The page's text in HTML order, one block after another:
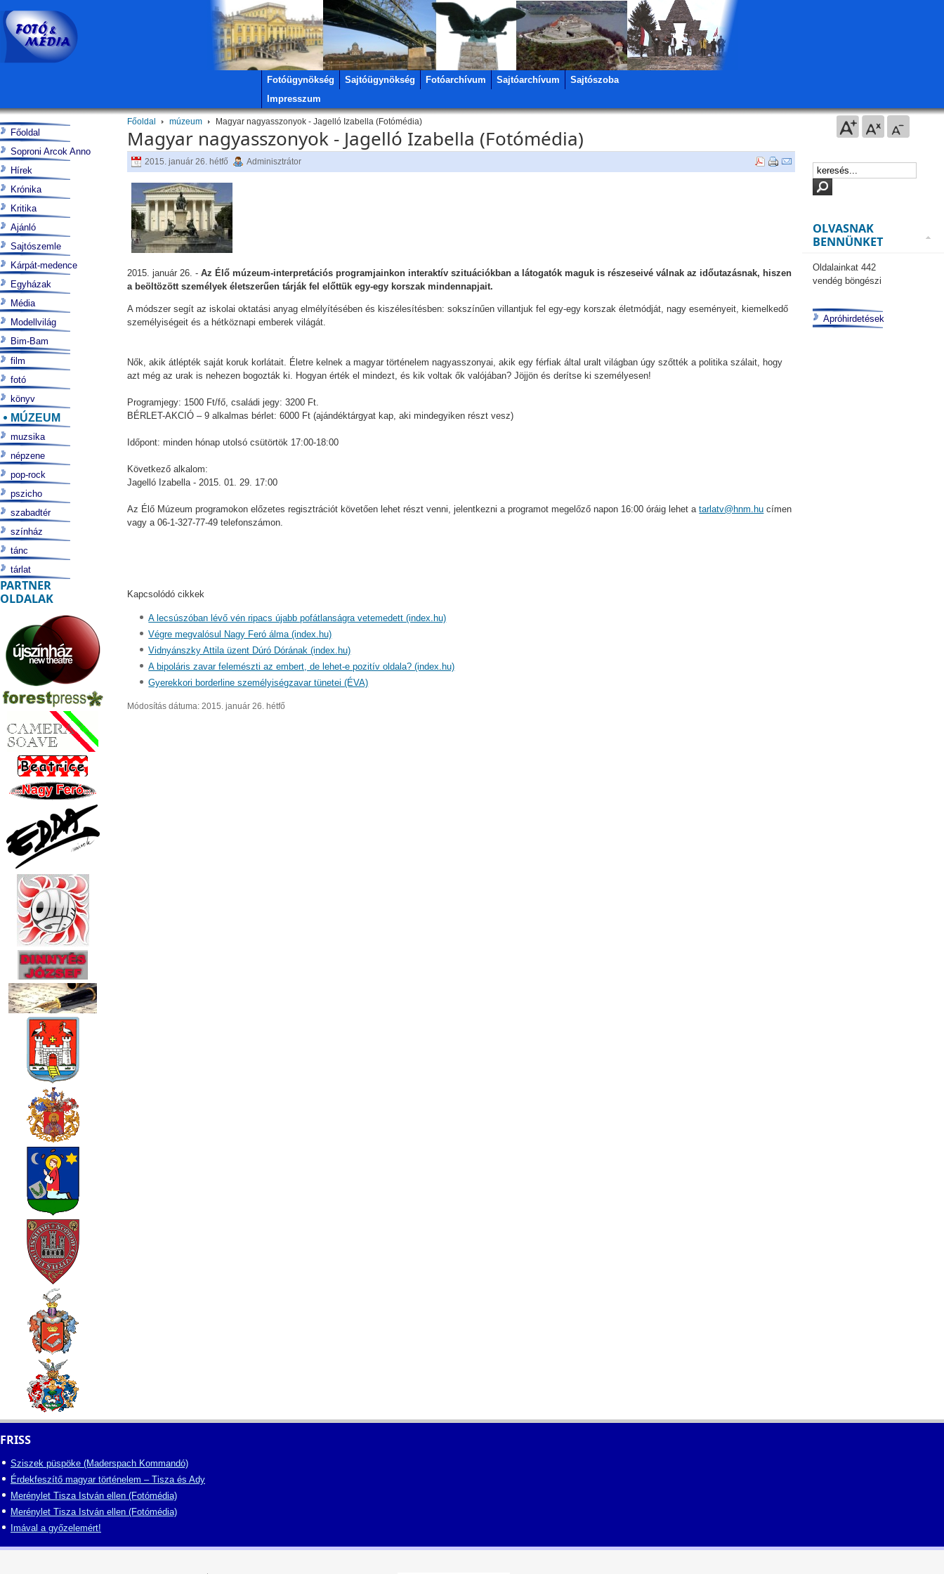
Fotóügynökség Sajtóügynökség Fotóarchívum Sajtóarchívum
Sajtószoba
Impresszum
Főoldal múzeum Magyar nagyasszonyok - Jagelló Izabella (Fotómédia)
Magyar nagyasszonyok - Jagelló Izabella (Fotómédia)
2015. január 26. hétfő Adminisztrátor
2015. január 26. -Az Élő múzeum-interpretációs programjainkon interaktív szituációkban a látogatók maguk is részeseivé válnak az időutazásnak, hiszen
a beöltözött személyek életszerűen tárják fel előttük egy-egy korszak mindennapjait.
A módszer segít az iskolai oktatási anyag elmélyítésében és kiszélesítésben: sokszínűen villantjuk fel egy-egy korszak életmódját, nagy eseményeit, kiemelkedő
személyiségeit és a hétköznapi emberek világát.
Nők, akik átlépték saját koruk korlátait. Életre kelnek a magyar történelem nagyasszonyai, akik egy férfiak által uralt világban úgy szőtték a politika szálait, hogy
azt még az urak is nehezen bogozták ki. Hogyan érték el mindezt, és kik voltak ők valójában? Jöjjön és derítse ki személyesen!
Programjegy: 1500 Ft/fő, családi jegy: 3200 Ft.
BÉRLET-AKCIÓ – 9 alkalmas bérlet: 6000 Ft (ajándéktárgyat kap, aki mindegyiken részt vesz)
Időpont: minden hónap utolsó csütörtök 17:00-18:00
Következő alkalom:
Jagelló Izabella - 2015. 01. 29. 17:00
Az Élő Múzeum programokon előzetes regisztrációt követően lehet részt venni, jelentkezni a programot megelőző napon 16:00 óráig lehet atarlatv@hnm.hu címen
vagy a 06-1-327-77-49 telefonszámon.
Kapcsolódó cikkek
A lecsúszóban lévő vén ripacs újabb pofátlanságra vetemedett (index.hu)
Végre megvalósul Nagy Feró álma (index.hu)
Vidnyánszky Attila üzent Dúró Dórának (index.hu)
A bipoláris zavar felemészti az embert, de lehet-e pozitív oldala? (index.hu)
Gyerekkori borderline személyiségzavar tünetei (ÉVA)
Módosítás dátuma: 2015. január 26. hétfő
Főoldal
Soproni Arcok Anno
Hírek
Krónika
Kritika
Ajánló
Sajtószemle
Kárpát-medence
Egyházak
Média
Modellvilág
Bim-Bam
film
fotó
könyv
MÚZEUM
muzsika
népzene
pop-rock
pszicho
szabadtér
színház
tánc
tárlat
PARTNER
OLDALAK
OLVASNAK
BENNÜNKET
Oldalainkat 442
vendég böngészi
Apróhirdetések
FRISS
Sziszek püspöke (Maderspach Kommandó)
Érdekfeszítő magyar történelem – Tisza és Ady
Merénylet Tisza István ellen (Fotómédia)
Merénylet Tisza István ellen (Fotómédia)
Imával a győzelemért!